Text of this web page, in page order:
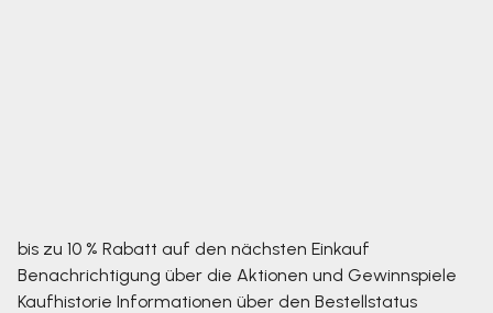
bis zu 10 % Rabatt auf den nächsten Einkauf
Benachrichtigung über die Aktionen und Gewinnspiele
Kaufhistorie Informationen über den Bestellstatus